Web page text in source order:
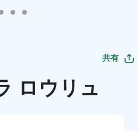
共有
ロウリュ